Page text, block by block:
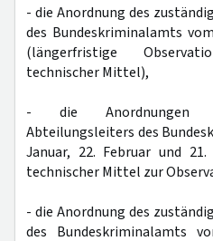
- die Anordnung des
des Bundeskriminalamts
(längerfristige
technischer Mittel),
- die Anordnungen
Abteilungsleiters des
Januar, 22. Februar und
technischer Mittel zur
- die Anordnung des
des Bundeskriminalamts